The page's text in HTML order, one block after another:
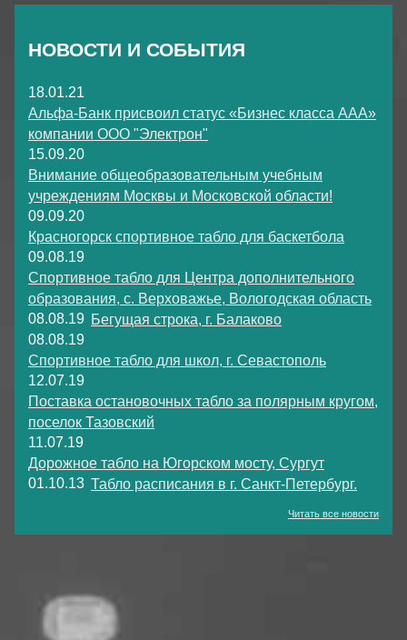
НОВОСТИ И СОБЫТИЯ
18.01.21
Альфа-Банк присвоил статус «Бизнес класса ААА»
компании ООО "Электрон"
15.09.20
Внимание общеобразовательным учебным
учреждениям Москвы и Московской области!
09.09.20
Красногорск спортивное табло для баскетбола
09.08.19
Спортивное табло для Центра дополнительного
образования, с. Верховажье, Вологодская область
08.08.19 Бегущая строка, г. Балаково
08.08.19
Спортивное табло для школ, г. Севастополь
12.07.19
Поставка остановочных табло за полярным кругом,
поселок Тазовский
11.07.19
Дорожное табло на Югорском мосту, Сургут
01.10.13 Табло расписания в г. Санкт-Петербург.
Читать все новости